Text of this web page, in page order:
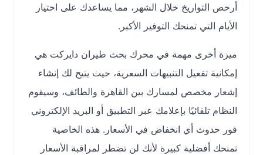
أرخص التواريخ خلال الشهر، مما يساعدك على اختيار
الأيام التي تمنحك التوفير الأكبر.
ميزة أخرى مهمة في محرك بحث طيران دايركت هي
إمكانية تفعيل التنبيهات السعرية، حيث يتيح لك إنشاء
إشعار مخصص لمسارك بين القاهرة والطائف، وسيقوم
النظام تلقائيًا بإعلامك عبر التطبيق أو البريد الإلكتروني
فور حدوث أي انخفاض في الأسعار. هذه الخاصية
تمنحك أفضلية كبيرة لأنك لن تضطر لمراقبة الأسعار